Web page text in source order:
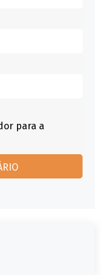
para a